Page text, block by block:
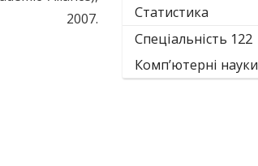
2007.
Статистика
Спеціальність 122
Комп’ютерні науки